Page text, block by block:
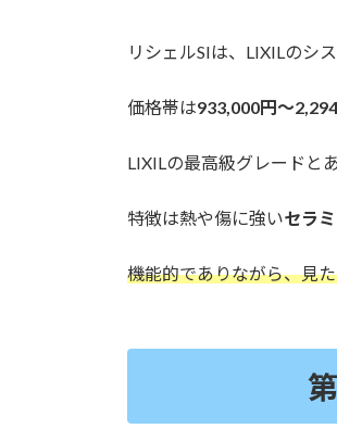
リシェルSIは、LIXILのシ
価格帯は933,000円～
LIXILの最高級グレードとあ
特徴は熱や傷に強いセラ
機能的でありながら、見